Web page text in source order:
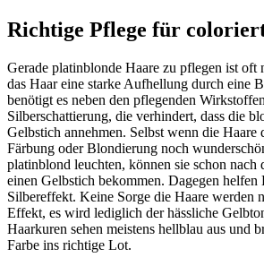
Richtige Pflege für
Gerade platinblonde Haare zu pflegen ist oft
das Haar eine starke Aufhellung durch eine
benötigt es neben den pflegenden
Silberschattierung, die verhindert, dass die
Gelbstich annehmen. Selbst wenn die Haare
Färbung oder Blondierung noch
platinblond leuchten, können sie schon nach
einen Gelbstich bekommen. Dagegen helfen
Silbereffekt. Keine Sorge die Haare werden
Effekt, es wird lediglich der hässliche
Haarkuren sehen meistens hellblau aus und
Farbe ins richtige Lot.